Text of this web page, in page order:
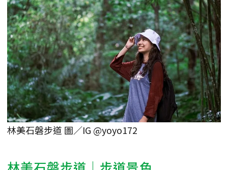
林美石磐步道 圖／IG @yoyo172